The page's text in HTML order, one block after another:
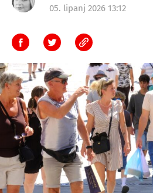
05. lipanj 2026 13:12